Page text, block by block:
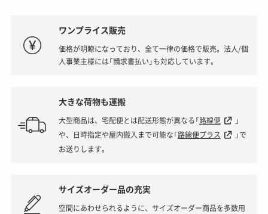
ワンプライス販売
価格が明瞭になっており、全て一律の価格で販売。法人/個
人事業主様には「請求書払い」も対応しています。
大きな荷物も運搬
大型商品は、宅配便とは配送形態が異なる「路線便
」
や、日時指定や屋内搬入まで可能な「路線便プラス
」で
お送りします。
サイズオーダー品の充実
空間にあわせられるように、サイズオーダー商品を多数用